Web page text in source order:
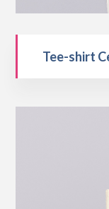
Tee-shirt